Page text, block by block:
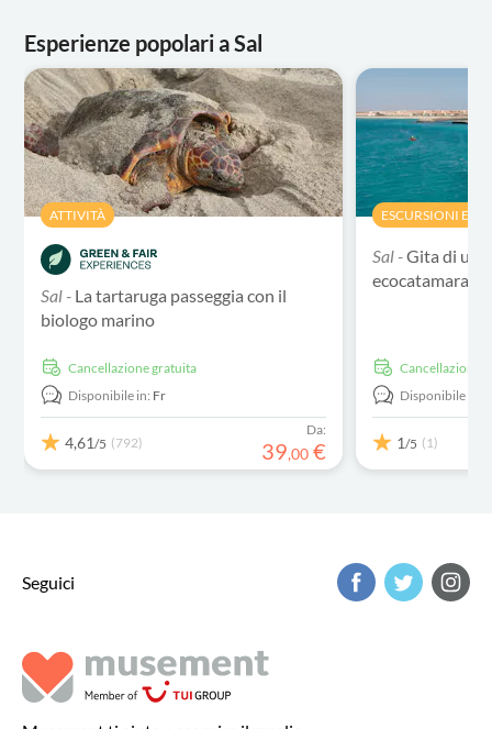
Esperienze popolari a Sal
ATTIVITÀ
Sal - La tartaruga passeggia con il
biologo marino
Cancellazione gratuita
Disponibile in: Fr
4,61/5 (792)
Da:
39,00 €
ESCURSIONI E
Sal -Gita di un
ecocatamarano
Cancellazione
Disponibile in:
1/5 (1)
Seguici